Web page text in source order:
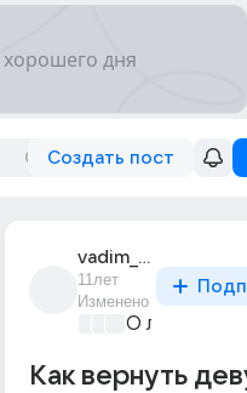
Создать пост
vadim_7913
11лет
Изменено
О любви без
Как вернуть